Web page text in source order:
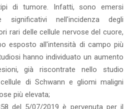
di tumore. Infatti, sono emersi
significativi nell'incidenza degli
rari delle cellule nervose del cuore,
esposto all'intensità di campo più
hanno individuato un aumento
già riscontrate nello studio
di Schwann e gliomi maligni
più elevata;
del 5/07/2019 è pervenuta per il